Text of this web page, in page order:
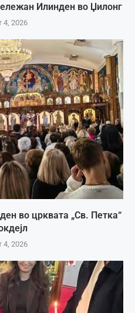
Илинден во Џилонг
4, 2026
во црквата „Св. Петка“
4, 2026